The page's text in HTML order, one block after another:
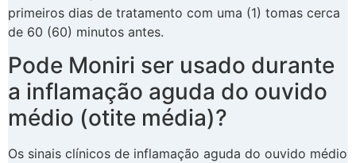
primeiros dias de tratamento com uma (1) tomas cerca
de 60 (60) minutos antes.
Pode Moniri ser usado durante
a inflamação aguda do ouvido
médio (otite média)?
Os sinais clínicos de inflamação aguda do ouvido médio